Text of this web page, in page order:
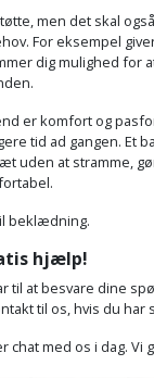
men det skal
For eksempel
dig mulighed for
er komfort og
tid ad gangen. Et
uden at stramme,
beklædning.
hjælp!
til at besvare dine
til os, hvis du har
chat med os i dag. Vi